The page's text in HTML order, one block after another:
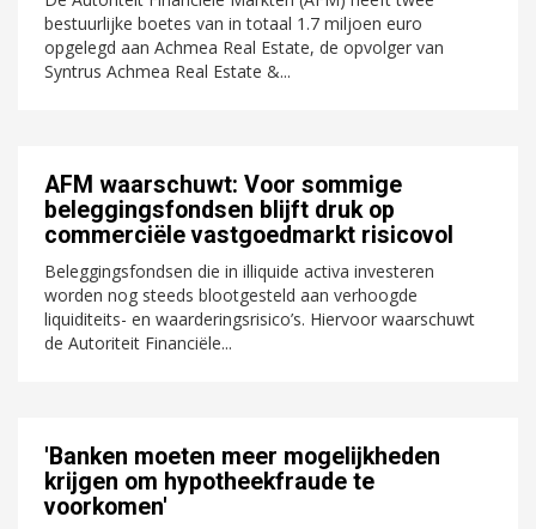
bestuurlijke boetes van in totaal 1.7 miljoen euro
opgelegd aan Achmea Real Estate, de opvolger van
Syntrus Achmea Real Estate &...
AFM waarschuwt: Voor sommige
beleggingsfondsen blijft druk op
commerciële vastgoedmarkt risicovol
Beleggingsfondsen die in illiquide activa investeren
worden nog steeds blootgesteld aan verhoogde
liquiditeits- en waarderingsrisico’s. Hiervoor waarschuwt
de Autoriteit Financiële...
'Banken moeten meer mogelijkheden
krijgen om hypotheekfraude te
voorkomen'